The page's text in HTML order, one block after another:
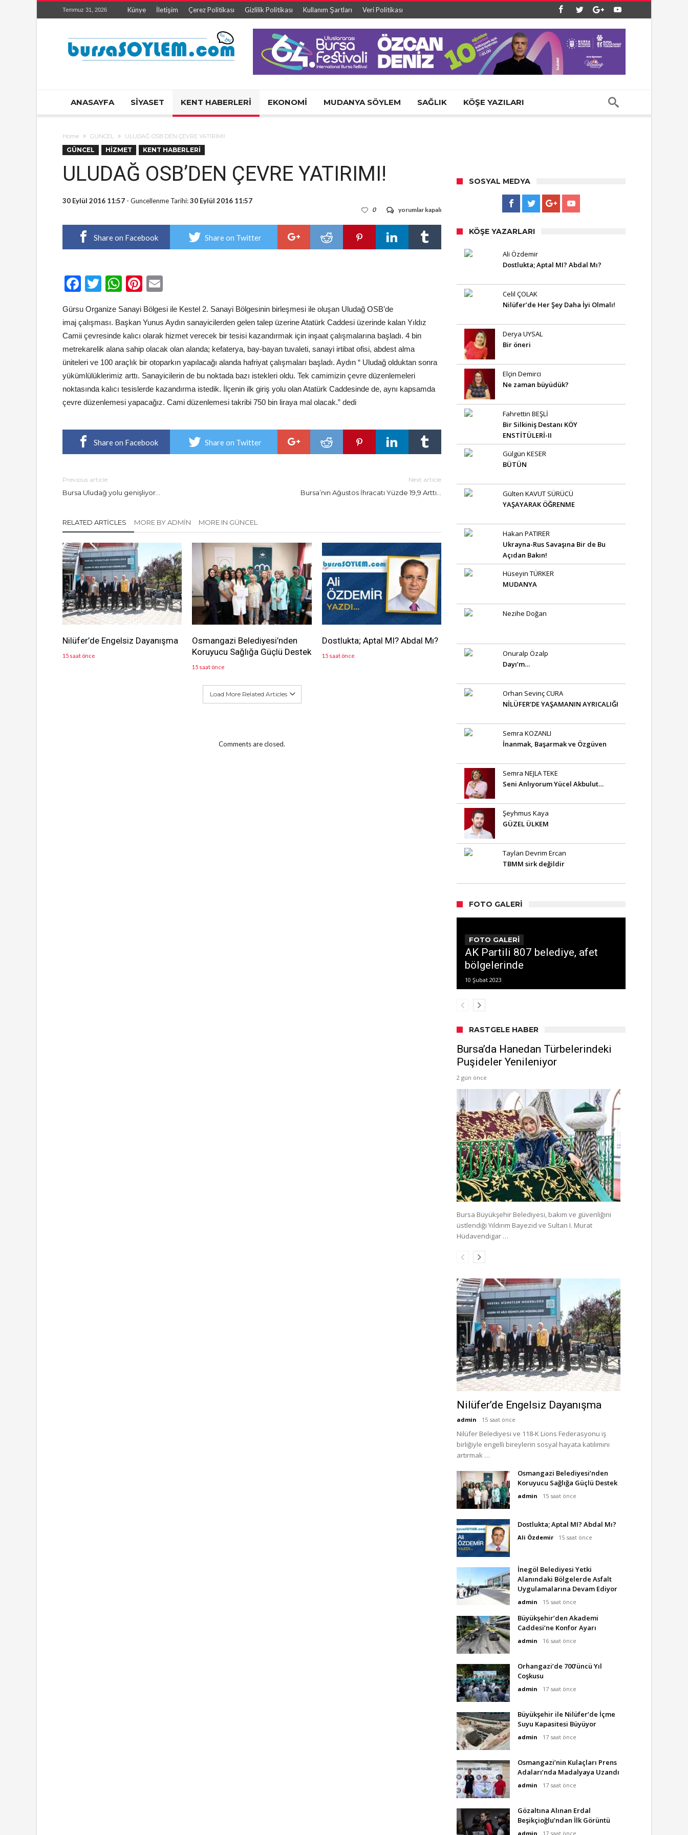
Temmuz 31, 2026 Künye İletişim Çerez Politikası Gizlilik Politikası Kullanım Şartları Veri Politikası
ANASAYFA SİYASET KENT HABERLERİ EKONOMİ MUDANYA SÖYLEM SAĞLIK KÖŞE YAZILARI
Home GÜNCEL ULUDAĞ OSB’DEN ÇEVRE YATIRIMI!
GÜNCEL HİZMET KENT HABERLERİ
ULUDAĞ OSB’DEN ÇEVRE YATIRIMI!
30 Eylül 2016 11:57 - Guncellenme Tarihi:30 Eylül 2016 11:57
ULUDAĞ
ÇEVRE
YATIRIMI!
için
yorumlar kapalı
0
Share on Facebook Share on Twitter
Facebook
TwitterWhatsApp
Pinterest
Gürsu Organize Sanayi Bölgesi ile Kestel 2. Sanayi Bölgesinin birleşmesi ile oluşan Uludağ OSB’de
imaj çalışması. Başkan Yunus Aydın sanayicilerden gelen talep üzerine Atatürk Caddesi üzerinde kalan Yıldız
Camii çevresinde kalıcı olarak hizmet verecek bir tesisi kazandırmak için inşaat çalışmalarına başladı. 4 bin
metrekarelik alana sahip olacak olan alanda; kefaterya, bay-bayan tuvaleti, sanayi irtibat ofisi, abdest alma
üniteleri ve 100 araçlık bir otoparkın yapılacağı alanda hafriyat çalışmaları başladı. Aydın “ Uludağ olduktan sonra
yükümlülüklerimiz arttı. Sanayicilerin de bu noktada bazı istekleri oldu. Tek camimizin çevre düzenlemeleri
noktasında kalıcı tesislerde kazandırma istedik. İlçenin ilk giriş yolu olan Atatürk Caddesinde de, aynı kapsamda
çevre düzenlemesi yapacağız. Cami düzenlemesi takribi 750 bin liraya mal olacak.” dedi
Share on Facebook Share on Twitter
Previous article
Bursa Uludağ yolu genişliyor…
Next article
Bursa’nın Ağustos İhracatı Yüzde 19,9 Arttı…
RELATED ARTICLES MORE BY ADMIN MORE IN GÜNCEL
Nilüfer’de Engelsiz Dayanışma
15 saat önce
Osmangazi Belediyesi’nden
Koruyucu Sağlığa Güçlü Destek
15 saat önce
Dostlukta; Aptal MI? Abdal Mı?
15 saat önce
Load More Related Articles
Comments are closed.
SOSYAL MEDYA
KÖŞE YAZARLARI
Ali Özdemir
Dostlukta; Aptal MI? Abdal Mı?
Celil ÇOLAK
Nilüfer’de Her Şey Daha İyi Olmalı!
Derya UYSAL
Bir öneri
Elçin Demirci
Ne zaman büyüdük?
Fahrettin BEŞLİ
Bir Silkiniş Destanı KÖY
ENSTİTÜLERİ-II
Gülgün KESER
BÜTÜN
Gülten KAVUT SÜRÜCÜ
YAŞAYARAK ÖĞRENME
Hakan PATIRER
Ukrayna-Rus Savaşına Bir de Bu
Açıdan Bakın!
Hüseyin TÜRKER
MUDANYA
Nezihe Doğan
Onuralp Özalp
Dayı’m…
Orhan Sevinç CURA
NİLÜFER’DE YAŞAMANIN AYRICALIĞI
Semra KOZANLI
İnanmak, Başarmak ve Özgüven
Semra NEJLA TEKE
Seni Anlıyorum Yücel Akbulut…
Şeyhmus Kaya
GÜZEL ÜLKEM
Taylan Devrim Ercan
TBMM sirk değildir
FOTO GALERI
FOTO GALERİ
AK Partili 807 belediye, afet
bölgelerinde
10 Şubat 2023
RASTGELE HABER
Bursa’da Hanedan Türbelerindeki
Puşideler Yenileniyor
2 gün önce
Bursa Büyükşehir Belediyesi, bakım ve güvenliğini
üstlendiği Yıldırım Bayezid ve Sultan I. Murat
Hüdavendigar …
Nilüfer’de Engelsiz Dayanışma
admin 15 saat önce
Nilüfer Belediyesi ve 118-K Lions Federasyonu iş
birliğiyle engelli bireylerin sosyal hayata katılımını
artırmak …
Osmangazi Belediyesi’nden
Koruyucu Sağlığa Güçlü Destek
admin 15 saat önce
Dostlukta; Aptal MI? Abdal Mı?
Ali Özdemir 15 saat önce
İnegöl Belediyesi Yetki
Alanındaki Bölgelerde Asfalt
Uygulamalarına Devam Ediyor
admin 15 saat önce
Büyükşehir’den Akademi
Caddesi’ne Konfor Ayarı
admin 16 saat önce
Orhangazi’de 700’üncü Yıl
Coşkusu
admin 17 saat önce
Büyükşehir ile Nilüfer’de İçme
Suyu Kapasitesi Büyüyor
admin 17 saat önce
Osmangazi’nin Kulaçları Prens
Adaları’nda Madalyaya Uzandı
admin 17 saat önce
Gözaltına Alınan Erdal
Beşikçioğlu’ndan İlk Görüntü
admin 17 saat önce